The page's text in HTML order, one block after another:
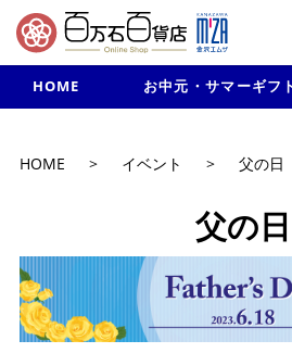
HOME お中元・サマーギフ
新規入会で3千円以上で使える
HOME > イベント > 父の日
父の日